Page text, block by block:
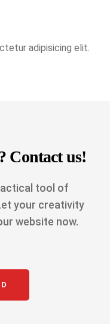
adipisicing elit.
Contact us!
tool of
your creativity
website now.